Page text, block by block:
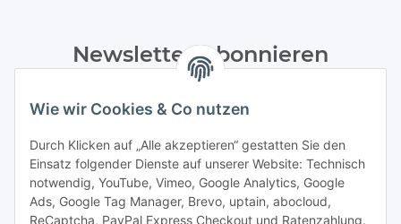
Wie wir Cookies & Co nutzen
Durch Klicken auf „Alle akzeptieren“ gestatten Sie den
Einsatz folgender Dienste auf unserer Website: Technisch
notwendig, YouTube, Vimeo, Google Analytics, Google
Ads, Google Tag Manager, Brevo, uptain, abocloud,
ReCaptcha, PayPal Express Checkout und Ratenzahlung.
Newsletter Abonnieren
Datenschutzerklärungregelmäßig und jederzeit widerruflich
Abonnieren
Newsletter Abonnieren